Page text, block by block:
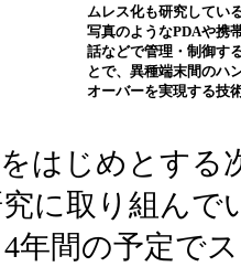
ムレス化も研究してい
写真のようなPDAや携
話などで管理・制御す
とで、異種端末間のハ
オーバーを実現する技
はじめとする
に取り組んで
年間の予定で